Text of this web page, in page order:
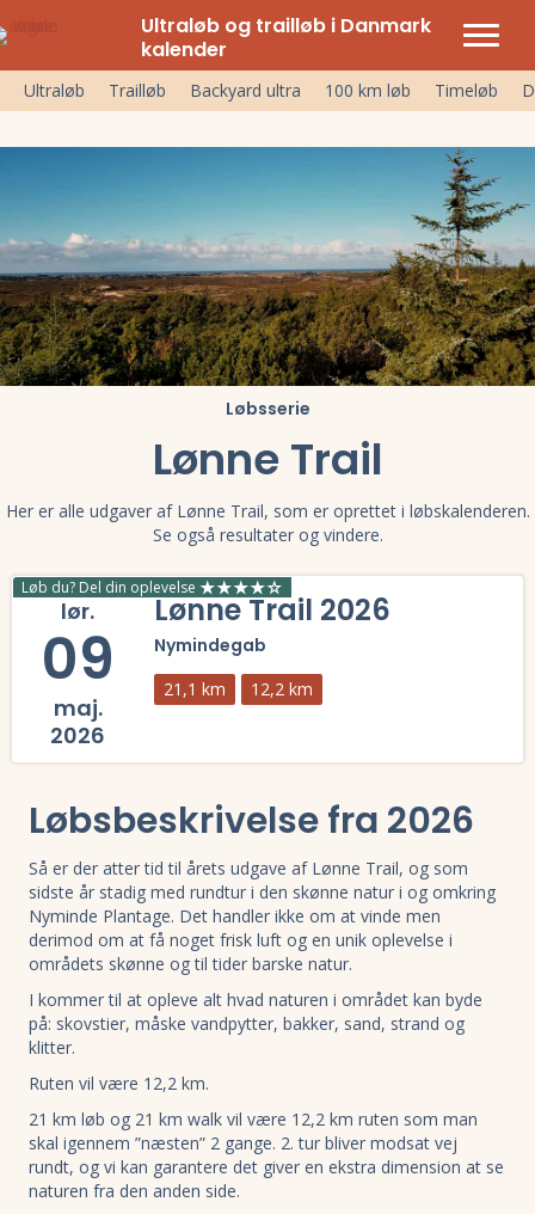
Ultraløb og trailløb i Danmark
kalender
Ultraløb Trailløb Backyard ultra 100 km løb Timeløb
Løbsserie
Lønne Trail
Her er alle udgaver af Lønne Trail, som er oprettet i løbskalenderen.
Se også resultater og vindere.
Løb du? Del din oplevelse
lør.
09
maj.
2026
Lønne Trail 2026
Nymindegab
21,1 km 12,2 km
Løbsbeskrivelse fra 2026
Så er der atter tid til årets udgave af Lønne Trail, og som
sidste år stadig med rundtur i den skønne natur i og omkring
Nyminde Plantage. Det handler ikke om at vinde men
derimod om at få noget frisk luft og en unik oplevelse i
områdets skønne og til tider barske natur.
I kommer til at opleve alt hvad naturen i området kan byde
på: skovstier, måske vandpytter, bakker, sand, strand og
klitter.
Ruten vil være 12,2 km.
21 km løb og 21 km walk vil være 12,2 km ruten som man
skal igennem ”næsten” 2 gange. 2. tur bliver modsat vej
rundt, og vi kan garantere det giver en ekstra dimension at se
naturen fra den anden side.